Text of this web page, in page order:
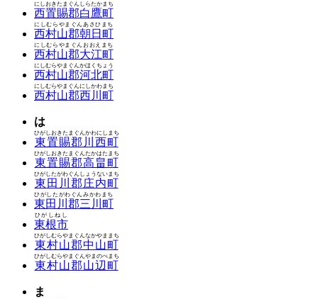
西置賜郡白鷹町
にしおきたまぐんしらたかまち
西村山郡朝日町
にしむらやまぐんあさひまち
西村山郡大江町
にしむらやまぐんおおえまち
西村山郡河北町
にしむらやまぐんかほくちょう
西村山郡西川町
にしむらやまぐんにしかわまち
は
東置賜郡川西町
ひがしおきたまぐんかわにしまち
東置賜郡高畠町
ひがしおきたまぐんたかはたまち
東田川郡庄内町
ひがしたがわぐんしょうないまち
東田川郡三川町
ひがしたがわぐんみかわまち
東根市
ひがしねし
東村山郡中山町
ひがしむらやまぐんなかやままち
東村山郡山辺町
ひがしむらやまぐんやまのべまち
ま